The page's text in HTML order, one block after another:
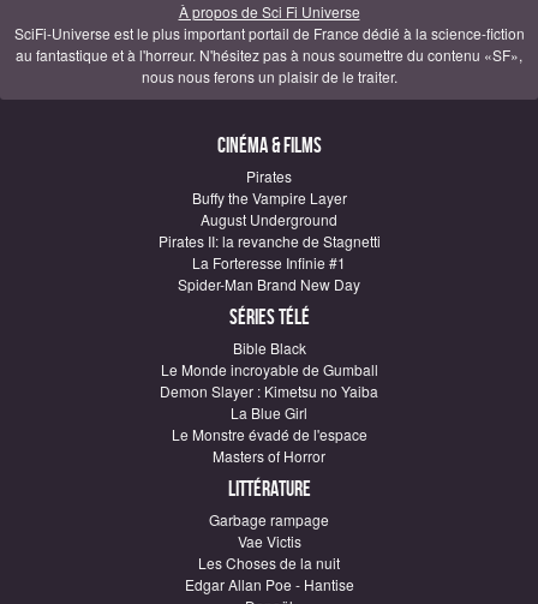
À propos de Sci Fi Universe
SciFi-Universe est le plus important portail de France dédié à la science-fiction
au fantastique et à l'horreur. N'hésitez pas à nous soumettre du contenu «SF»,
nous nous ferons un plaisir de le traiter.
Cinéma & Films
Pirates
Buffy the Vampire Layer
August Underground
Pirates II: la revanche de Stagnetti
La Forteresse Infinie #1
Spider-Man Brand New Day
Séries télé
Bible Black
Le Monde incroyable de Gumball
Demon Slayer : Kimetsu no Yaiba
La Blue Girl
Le Monstre évadé de l'espace
Masters of Horror
Littérature
Garbage rampage
Vae Victis
Les Choses de la nuit
Edgar Allan Poe - Hantise